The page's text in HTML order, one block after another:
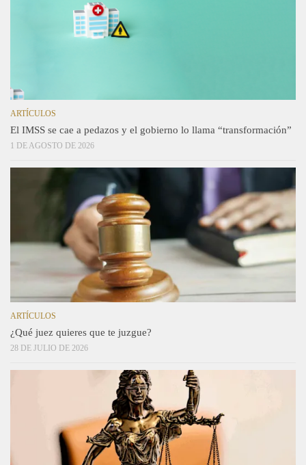
ARTÍCULOS
El IMSS se cae a pedazos y el gobierno lo llama “transformación”
1 DE AGOSTO DE 2026
ARTÍCULOS
¿Qué juez quieres que te juzgue?
28 DE JULIO DE 2026